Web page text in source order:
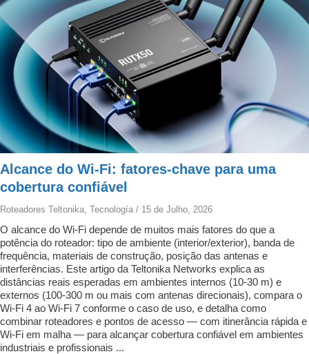
Alcance do Wi-Fi: fatores-chave para uma
cobertura confiável
Roteadores Teltonika Tecnología / 15 de Julho, 2026
O alcance do Wi-Fi depende de muitos mais fatores do que a
potência do roteador: tipo de ambiente (interior/exterior), banda de
frequência, materiais de construção, posição das antenas e
interferências. Este artigo da Teltonika Networks explica as
distâncias reais esperadas em ambientes internos (10-30 m) e
externos (100-300 m ou mais com antenas direcionais), compara o
Wi-Fi 4 ao Wi-Fi 7 conforme o caso de uso, e detalha como
combinar roteadores e pontos de acesso — com itinerância rápida e
Wi-Fi em malha — para alcançar cobertura confiável em ambientes
industriais e profissionais ...